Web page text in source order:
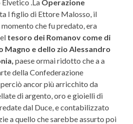
.La Operazione
l figlio di Ettore Malosso, il
che fu predato, era
tesoro dei Romanov come di
Magno e dello zio Alessandro
paese ormai ridotto che a a
della Confederazione
ancor più arricchito da
di argento, oro e gioielli di
dal Duce, e contabilizzato
a quello che sarebbe assurto poi